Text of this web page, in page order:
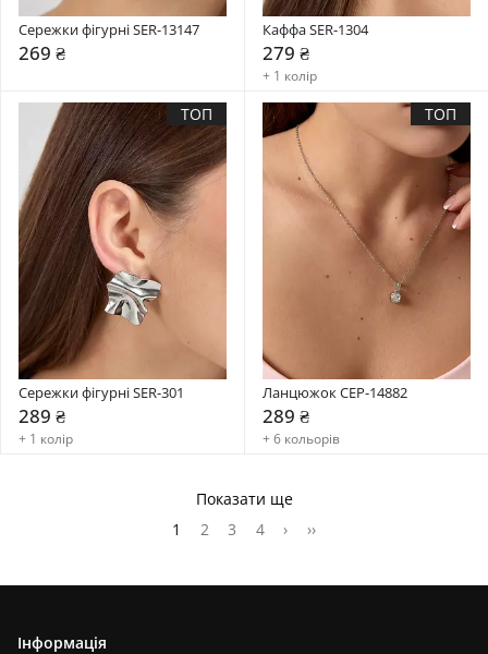
Сережки фігурні SER-13147
269 ₴
Каффа SER-1304
279 ₴
+ 1 колір
ТОП
Сережки фігурні SER-301
289 ₴
+ 1 колір
ТОП
Ланцюжок CEP-14882
289 ₴
+ 6 кольорів
Показати ще
1
2 3 4 › ››
Інформація